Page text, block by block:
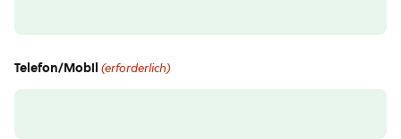
Telefon/Mobil (erforderlich)